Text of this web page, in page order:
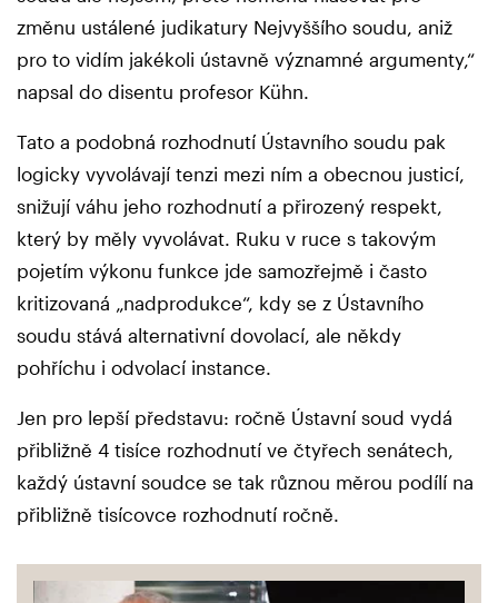
změnu ustálené judikatury Nejvyššího soudu, aniž
pro to vidím jakékoli ústavně významné argumenty,“
napsal do disentu profesor Kühn.
Tato a podobná rozhodnutí Ústavního soudu pak
logicky vyvolávají tenzi mezi ním a obecnou justicí,
snižují váhu jeho rozhodnutí a přirozený respekt,
který by měly vyvolávat. Ruku v ruce s takovým
pojetím výkonu funkce jde samozřejmě i často
kritizovaná „nadprodukce“, kdy se z Ústavního
soudu stává alternativní dovolací, ale někdy
pohříchu i odvolací instance.
Jen pro lepší představu: ročně Ústavní soud vydá
přibližně 4 tisíce rozhodnutí ve čtyřech senátech,
každý ústavní soudce se tak různou měrou podílí na
přibližně tisícovce rozhodnutí ročně.